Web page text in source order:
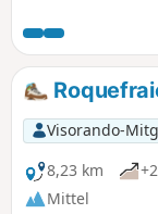
Visorando-
8,23 km
Mittel